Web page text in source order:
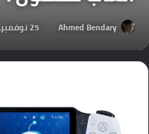
Ahmed Bendary 25 نوفمبر، 2024